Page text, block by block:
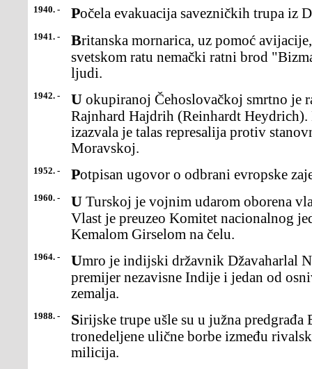
1940. - Počela evakuacija savezničkih trupa iz
1941. - Britanska mornarica, uz pomoć avijacije, potopila je u Drugom
svetskom ratu nemački ratni brod
ljudi.
1942. - U okupiranoj Čehoslovačkoj smrtno je ranjen šef Gestapoa
Rajnhard Hajdrih (Reinhardt Heydrich).
izazvala je talas represalija protiv
Moravskoj.
1952. - Potpisan ugovor o odbrani evropske
1960. - U Turskoj je vojnim udarom oborena vlada Adnana Menderesa.
Vlast je preuzeo Komitet nacionalnog
Kemalom Girselom na čelu.
1964. - Umro je indijski državnik Džavaharlal Nehru (Jawaharlal), prvi
premijer nezavisne Indije i jedan od
zemalja.
1988. - Sirijske trupe ušle su u južna predgrađa Bejruta i okončale
tronedeljene ulične borbe između
milicija.